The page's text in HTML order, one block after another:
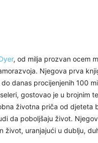
, od milja prozvan ocem
Njegova prva
danas procijenjenih 100
gostovao je u brojnim
životna priča od djeteta
da poboljšaju život.
život, uranjajući u dublju,